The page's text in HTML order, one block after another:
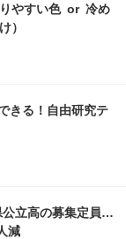
りやすい色 or 冷め
）
きる！自由研究テ
公立高の募集定員…
減